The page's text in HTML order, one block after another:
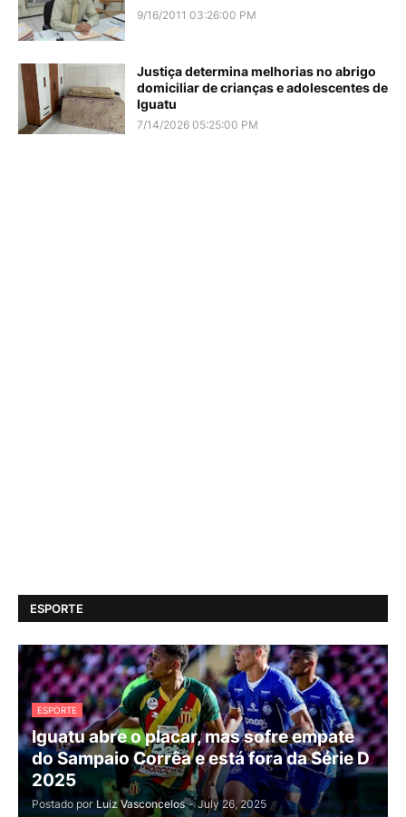
9/16/2011 03:26:00 PM
Justiça determina melhorias no abrigo
domiciliar de crianças e adolescentes de
Iguatu
7/14/2026 05:25:00 PM
ESPORTE
ESPORTE
Iguatu abre o placar, mas sofre empate
do Sampaio Corrêa e está fora da Série D
2025
Postado por Luiz Vasconcelos - July 26, 2025